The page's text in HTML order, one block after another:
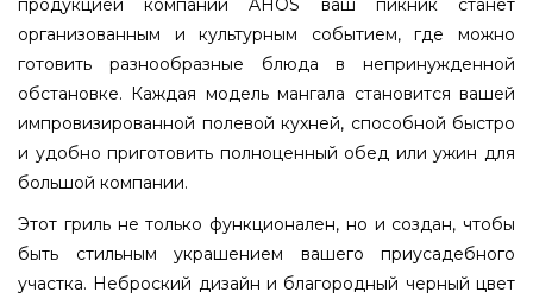
продукцией компании AHOS ваш пикник станет
организованным и культурным событием, где можно
готовить разнообразные блюда в непринужденной
обстановке. Каждая модель мангала становится вашей
импровизированной полевой кухней, способной быстро
и удобно приготовить полноценный обед или ужин для
большой компании.
Этот гриль не только функционален, но и создан, чтобы
быть стильным украшением вашего приусадебного
участка. Неброский дизайн и благородный черный цвет